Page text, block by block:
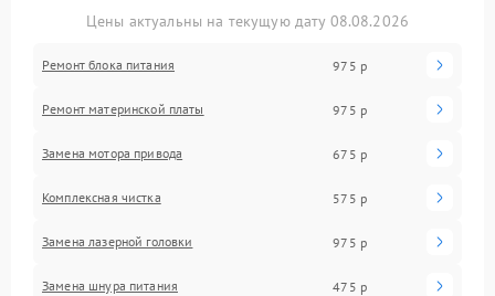
Цены актуальны на текущую дату 08.08.2026
Ремонт блока питания 975 р
Ремонт материнской платы 975 р
Замена мотора привода 675 р
Комплексная чистка 575 р
Замена лазерной головки 975 р
Замена шнура питания 475 р